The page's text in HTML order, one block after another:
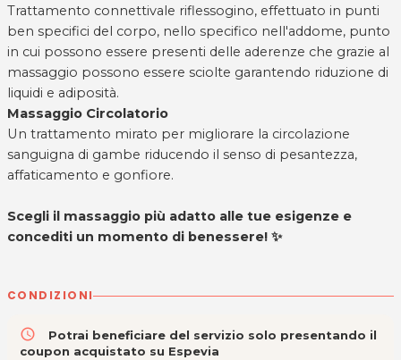
Trattamento connettivale riflessogino, effettuato in punti
ben specifici del corpo, nello specifico nell'addome, punto
in cui possono essere presenti delle aderenze che grazie al
massaggio possono essere sciolte garantendo riduzione di
liquidi e adiposità.
Massaggio Circolatorio
Un trattamento mirato per migliorare la circolazione
sanguigna di gambe riducendo il senso di pesantezza,
affaticamento e gonfiore.
Scegli il massaggio più adatto alle tue esigenze e
concediti un momento di benessere! ✨
CONDIZIONI
access_time
Potrai beneficiare del servizio solo presentando il
coupon acquistato su Espevia